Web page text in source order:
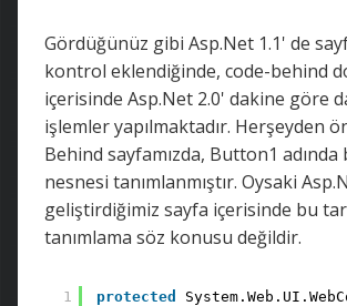
Gördüğünüz gibi Asp.Net 1.1' de
kontrol eklendiğinde, code-behind
içerisinde Asp.Net 2.0' dakine göre
işlemler yapılmaktadır. Herşeyden
Behind sayfamızda, Button1
nesnesi tanımlanmıştır. Oysaki
geliştirdiğimiz sayfa içerisinde bu
tanımlama söz konusu değildir.
1 protected